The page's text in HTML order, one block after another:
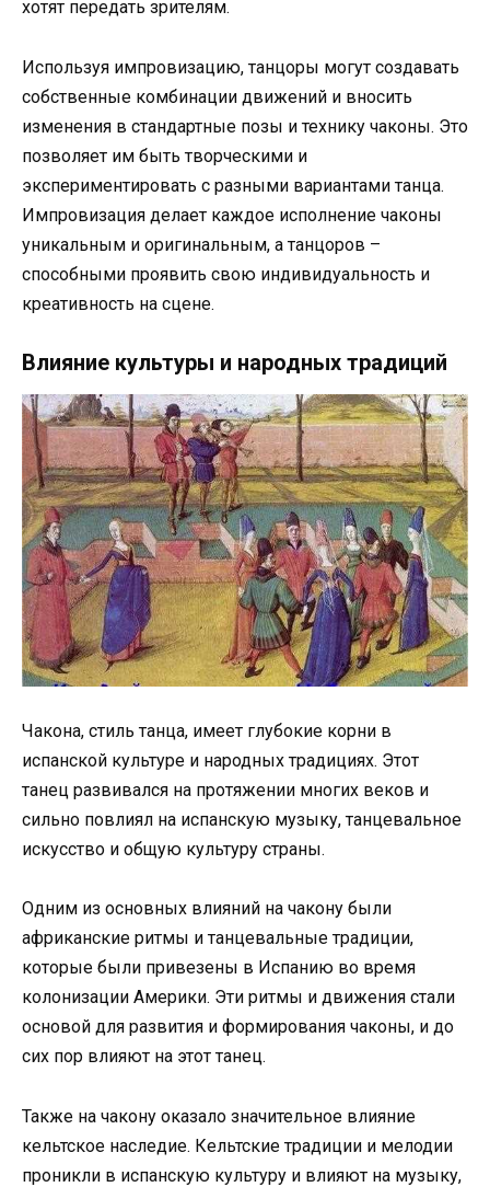
хотят передать зрителям.
Используя импровизацию, танцоры могут создавать
собственные комбинации движений и вносить
изменения в стандартные позы и технику чаконы. Это
позволяет им быть творческими и
экспериментировать с разными вариантами танца.
Импровизация делает каждое исполнение чаконы
уникальным и оригинальным, а танцоров –
способными проявить свою индивидуальность и
креативность на сцене.
Влияние культуры и народных традиций
Чакона, стиль танца, имеет глубокие корни в
испанской культуре и народных традициях. Этот
танец развивался на протяжении многих веков и
сильно повлиял на испанскую музыку, танцевальное
искусство и общую культуру страны.
Одним из основных влияний на чакону были
африканские ритмы и танцевальные традиции,
которые были привезены в Испанию во время
колонизации Америки. Эти ритмы и движения стали
основой для развития и формирования чаконы, и до
сих пор влияют на этот танец.
Также на чакону оказало значительное влияние
кельтское наследие. Кельтские традиции и мелодии
проникли в испанскую культуру и влияют на музыку,